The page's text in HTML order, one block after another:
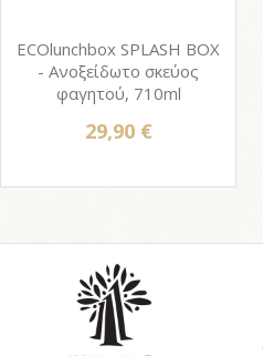
ECOlunchbox SPLASH BOX
- Ανοξείδωτο σκεύος
φαγητού, 710ml
29,90 €